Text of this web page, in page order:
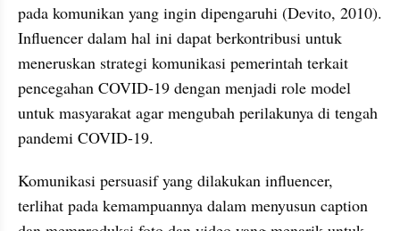
pada komunikan yang ingin dipengaruhi (Devito, 2010).
Influencer dalam hal ini dapat berkontribusi untuk
meneruskan strategi komunikasi pemerintah terkait
pencegahan COVID-19 dengan menjadi role model
untuk masyarakat agar mengubah perilakunya di tengah
pandemi COVID-19.
Komunikasi persuasif yang dilakukan influencer,
terlihat pada kemampuannya dalam menyusun caption